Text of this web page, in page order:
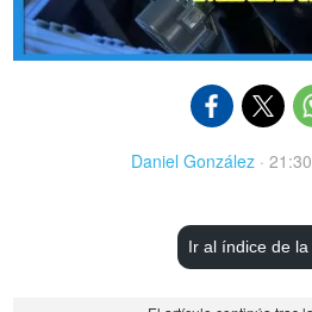
Daniel González ·
Ir al índice de